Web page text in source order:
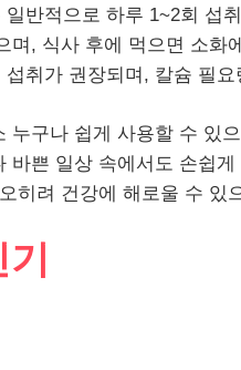
일반적으로 하루 1~2회 섭
며, 식사 후에 먹으면 소화
섭취가 권장되며, 칼슘 필
누구나 쉽게 사용할 수 있
바쁜 일상 속에서도 손쉽
히려 건강에 해로울 수 있